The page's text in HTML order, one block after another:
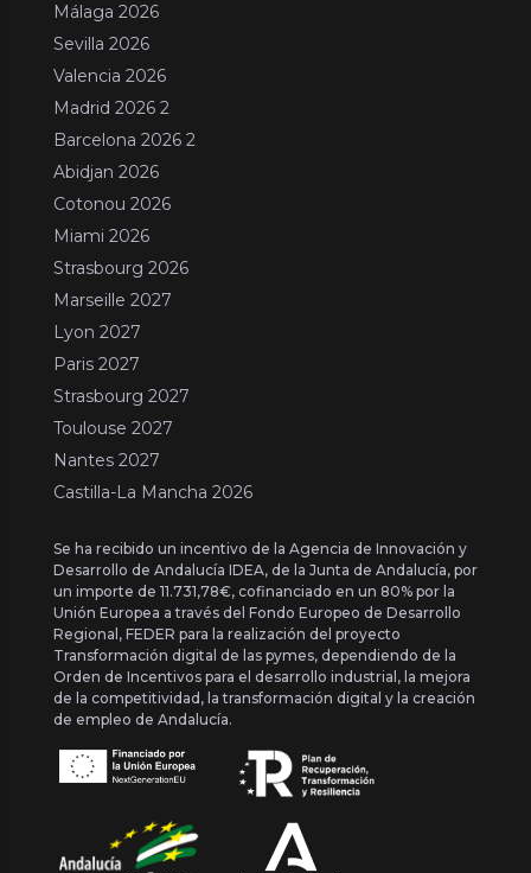
Málaga 2026
Sevilla 2026
Valencia 2026
Madrid 2026 2
Barcelona 2026 2
Abidjan 2026
Cotonou 2026
Miami 2026
Strasbourg 2026
Marseille 2027
Lyon 2027
Paris 2027
Strasbourg 2027
Toulouse 2027
Nantes 2027
Castilla-La Mancha 2026
Se ha recibido un incentivo de la Agencia de Innovación y
Desarrollo de Andalucía IDEA, de la Junta de Andalucía, por
un importe de 11.731,78€, cofinanciado en un 80% por la
Unión Europea a través del Fondo Europeo de Desarrollo
Regional, FEDER para la realización del proyecto
Transformación digital de las pymes, dependiendo de la
Orden de Incentivos para el desarrollo industrial, la mejora
de la competitividad, la transformación digital y la creación
de empleo de Andalucía.